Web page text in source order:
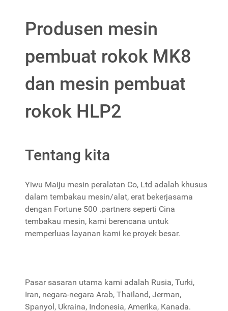
Produsen mesin
pembuat rokok MK8
dan mesin pembuat
rokok HLP2
Tentang kita
Yiwu Maiju mesin peralatan Co, Ltd adalah khusus
dalam tembakau mesin/alat, erat bekerjasama
dengan Fortune 500 .partners seperti Cina
tembakau mesin, kami berencana untuk
memperluas layanan kami ke proyek besar.
Pasar sasaran utama kami adalah Rusia, Turki,
Iran, negara-negara Arab, Thailand, Jerman,
Spanyol, Ukraina, Indonesia, Amerika, Kanada.